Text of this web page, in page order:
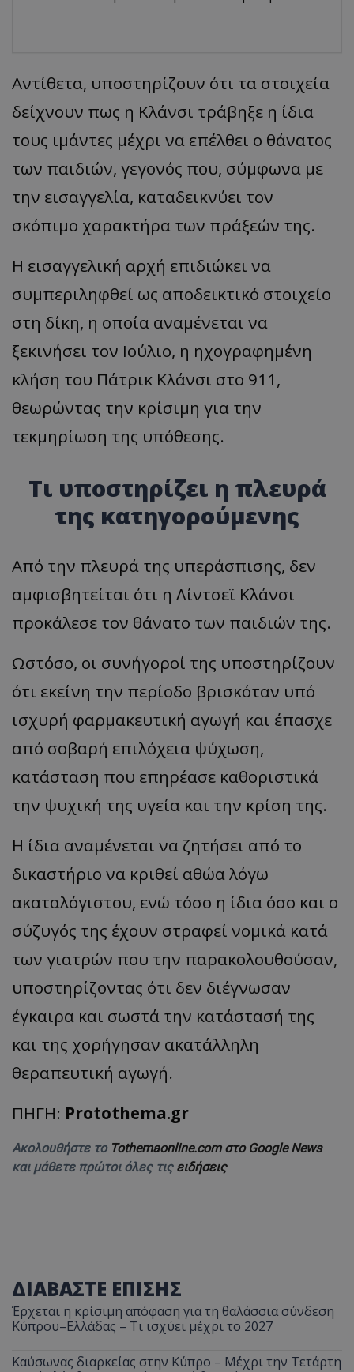
Αντίθετα, υποστηρίζουν ότι τα στοιχεία
δείχνουν πως η Κλάνσι τράβηξε η ίδια
τους ιμάντες μέχρι να επέλθει ο θάνατος
των παιδιών, γεγονός που, σύμφωνα με
την εισαγγελία, καταδεικνύει τον
σκόπιμο χαρακτήρα των πράξεών της.
Η εισαγγελική αρχή επιδιώκει να
συμπεριληφθεί ως αποδεικτικό στοιχείο
στη δίκη, η οποία αναμένεται να
ξεκινήσει τον Ιούλιο, η ηχογραφημένη
κλήση του Πάτρικ Κλάνσι στο 911,
θεωρώντας την κρίσιμη για την
τεκμηρίωση της υπόθεσης.
Τι υποστηρίζει η πλευρά
της κατηγορούμενης
Από την πλευρά της υπεράσπισης, δεν
αμφισβητείται ότι η Λίντσεϊ Κλάνσι
προκάλεσε τον θάνατο των παιδιών της.
Ωστόσο, οι συνήγοροί της υποστηρίζουν
ότι εκείνη την περίοδο βρισκόταν υπό
ισχυρή φαρμακευτική αγωγή και έπασχε
από σοβαρή επιλόχεια ψύχωση,
κατάσταση που επηρέασε καθοριστικά
την ψυχική της υγεία και την κρίση της.
Η ίδια αναμένεται να ζητήσει από το
δικαστήριο να κριθεί αθώα λόγω
ακαταλόγιστου, ενώ τόσο η ίδια όσο και ο
σύζυγός της έχουν στραφεί νομικά κατά
των γιατρών που την παρακολουθούσαν,
υποστηρίζοντας ότι δεν διέγνωσαν
έγκαιρα και σωστά την κατάστασή της
και της χορήγησαν ακατάλληλη
θεραπευτική αγωγή.
ΠΗΓΗ: Protothema.gr
Ακολουθήστε το Tothemaonline.com στο Google News
και μάθετε πρώτοι όλες τις ειδήσεις
ΔΙΑΒΑΣΤΕ ΕΠΙΣΗΣ
Έρχεται η κρίσιμη απόφαση για τη θαλάσσια σύνδεση
Κύπρου–Ελλάδας – Τι ισχύει μέχρι το 2027
Καύσωνας διαρκείας στην Κύπρο – Μέχρι την Τετάρτη